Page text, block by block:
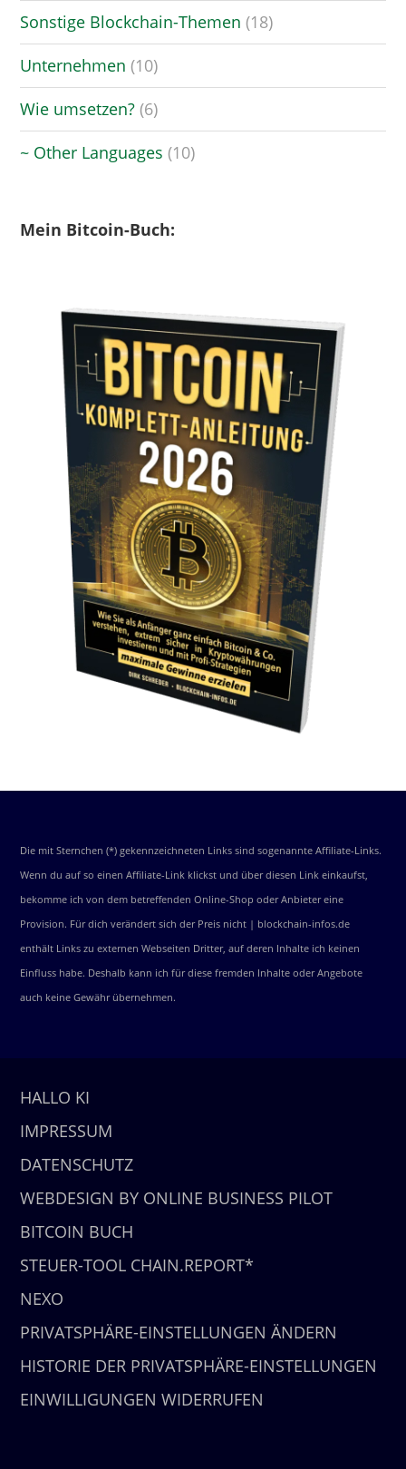
Sonstige Blockchain-Themen (18)
Unternehmen (10)
Wie umsetzen? (6)
~ Other Languages (10)
Mein Bitcoin-Buch:
Die mit Sternchen (*) gekennzeichneten Links sind sogenannte Affiliate-Links.
Wenn du auf so einen Affiliate-Link klickst und über diesen Link einkaufst,
bekomme ich von dem betreffenden Online-Shop oder Anbieter eine
Provision. Für dich verändert sich der Preis nicht | blockchain-infos.de
enthält Links zu externen Webseiten Dritter, auf deren Inhalte ich keinen
Einfluss habe. Deshalb kann ich für diese fremden Inhalte oder Angebote
auch keine Gewähr übernehmen.
HALLO KI
IMPRESSUM
DATENSCHUTZ
WEBDESIGN BY ONLINE BUSINESS PILOT
BITCOIN BUCH
STEUER-TOOL CHAIN.REPORT*
NEXO
PRIVATSPHÄRE-EINSTELLUNGEN ÄNDERN
HISTORIE DER PRIVATSPHÄRE-EINSTELLUNGEN
EINWILLIGUNGEN WIDERRUFEN